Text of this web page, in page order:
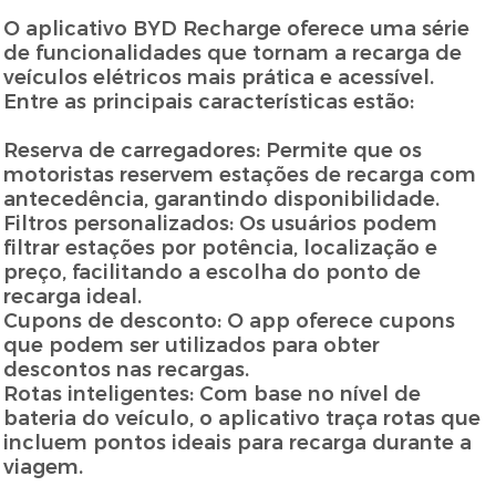
O aplicativo BYD Recharge oferece uma série
de funcionalidades que tornam a recarga de
veículos elétricos mais prática e acessível.
Entre as principais características estão:
Reserva de carregadores: Permite que os
motoristas reservem estações de recarga com
antecedência, garantindo disponibilidade.
Filtros personalizados: Os usuários podem
filtrar estações por potência, localização e
preço, facilitando a escolha do ponto de
recarga ideal.
Cupons de desconto: O app oferece cupons
que podem ser utilizados para obter
descontos nas recargas.
Rotas inteligentes: Com base no nível de
bateria do veículo, o aplicativo traça rotas que
incluem pontos ideais para recarga durante a
viagem.